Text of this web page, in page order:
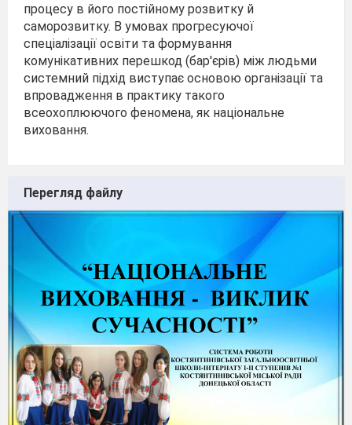
процесу в його постійному розвитку й
саморозвитку. В умовах прогресуючої
спеціалізації освіти та формування
комунікативних перешкод (бар'єрів) між людьми
системний підхід виступає основою організації та
впровадження в практику такого
всеохоплюючого феномена, як національне
виховання.
Перегляд файлу